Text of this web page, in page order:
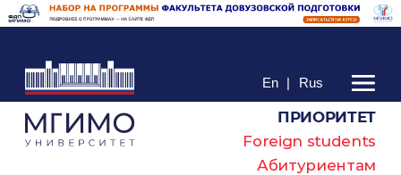
En | Rus
ПРИОРИТЕТ
Foreign students
Абитуриентам